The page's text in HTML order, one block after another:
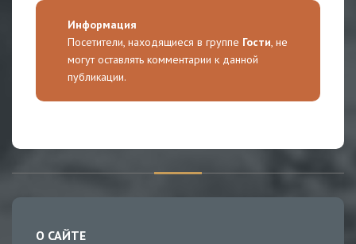
Информация
Посетители, находящиеся в группе Гости, не
могут оставлять комментарии к данной
публикации.
О САЙТЕ